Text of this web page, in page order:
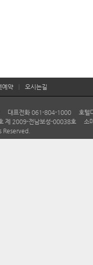
예약 오시는길
대표전화 061-804-1000
제 2009-전남보성-00038호 소